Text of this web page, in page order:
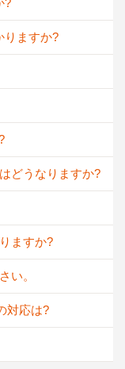
?
りますか?
どうなりますか?
ますか?
い。
対応は?